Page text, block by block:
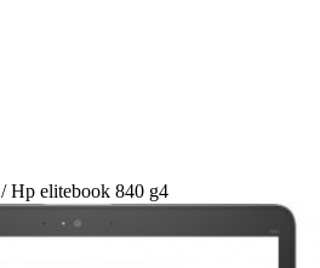
/ Hp elitebook 840 g4